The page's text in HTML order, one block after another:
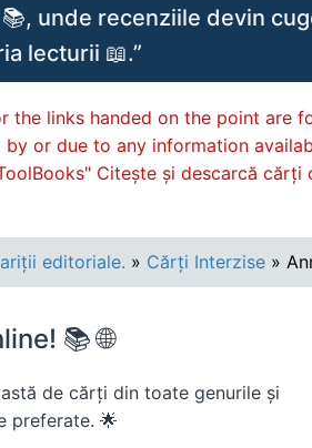
unde recenziile devin
lecturii 📖.”
the links handed on the point are
or due to any information
Citește și descarcă cărți
editoriale. » Cărți Interzise » Anna
📚 🌐
de cărți din toate genurile și
preferate. 🌟